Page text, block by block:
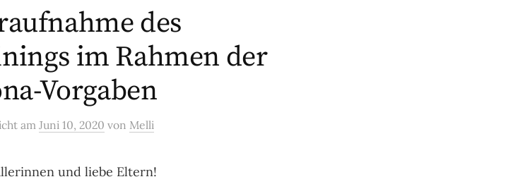
des
im Rahmen der
Vorgaben
am Juni 10, 2020 von Melli
und liebe Eltern!